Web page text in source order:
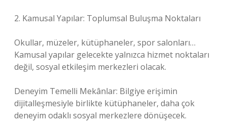
2. Kamusal Yapılar: Toplumsal Buluşma Noktaları
Okullar, müzeler, kütüphaneler, spor salonları…
Kamusal yapılar gelecekte yalnızca hizmet noktaları
değil, sosyal etkileşim merkezleri olacak.
Deneyim Temelli Mekânlar: Bilgiye erişimin
dijitalleşmesiyle birlikte kütüphaneler, daha çok
deneyim odaklı sosyal merkezlere dönüşecek.